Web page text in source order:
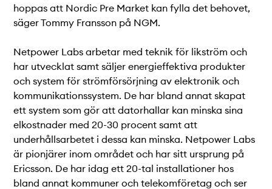
hoppas att Nordic Pre Market kan fylla det behovet,
säger Tommy Fransson på NGM.
Netpower Labs arbetar med teknik för likström och
har utvecklat samt säljer energieffektiva produkter
och system för strömförsörjning av elektronik och
kommunikationssystem. De har bland annat skapat
ett system som gör att datorhallar kan minska sina
elkostnader med 20-30 procent samt att
underhållsarbetet i dessa kan minska. Netpower Labs
är pionjärer inom området och har sitt ursprung på
Ericsson. De har idag ett 20-tal installationer hos
bland annat kommuner och telekomföretag och ser